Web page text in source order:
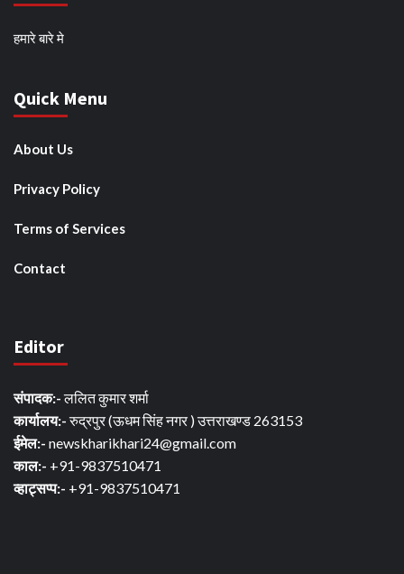
हमारे बारे मे
Quick Menu
About Us
Privacy Policy
Terms of Services
Contact
Editor
संपादक:-ललित कुमार शर्मा
कार्यालय:-रुद्रपुर (ऊधम सिंह नगर ) उत्तराखण्ड 263153
ईमेल:- newskharikhari24@gmail.com
काल:- +91-9837510471
व्हाट्सप्प:- +91-9837510471